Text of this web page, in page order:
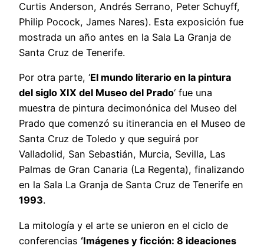
Curtis Anderson, Andrés Serrano, Peter Schuyff,
Philip Pocock, James Nares). Esta exposición fue
mostrada un año antes en la Sala La Granja de
Santa Cruz de Tenerife.
Por otra parte, ‘El mundo literario en la pintura
del siglo XIX del Museo del Prado‘ fue una
muestra de pintura decimonónica del Museo del
Prado que comenzó su itinerancia en el Museo de
Santa Cruz de Toledo y que seguirá por
Valladolid, San Sebastián, Murcia, Sevilla, Las
Palmas de Gran Canaria (La Regenta), finalizando
en la Sala La Granja de Santa Cruz de Tenerife en
1993.
La mitología y el arte se unieron en el ciclo de
conferencias ‘Imágenes y ficción: 8 ideaciones